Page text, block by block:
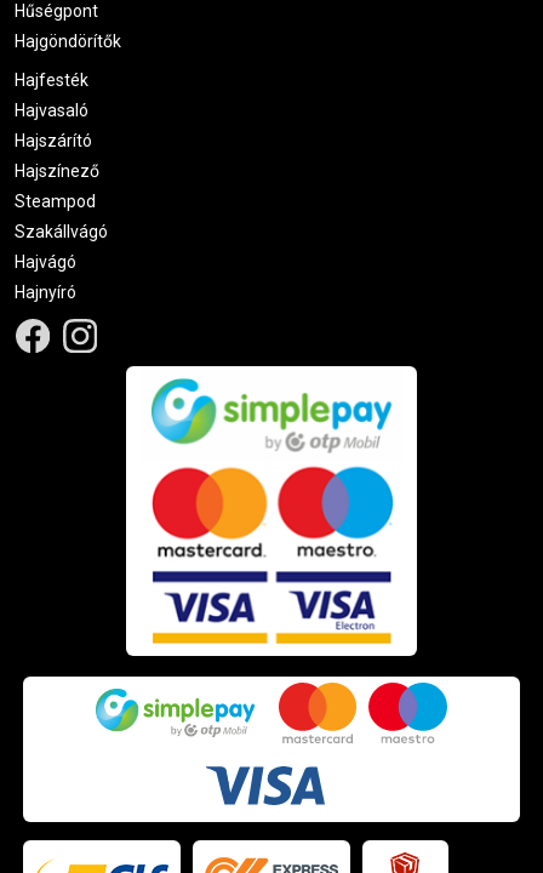
Hűségpont
Hajgöndörítők
Hajfesték
Hajvasaló
Hajszárító
Hajszínező
Steampod
Szakállvágó
Hajvágó
Hajnyíró